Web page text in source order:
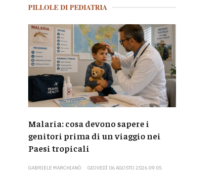
PILLOLE DI PEDIATRIA
Malaria: cosa devono sapere i
genitori prima di un viaggio nei
Paesi tropicali
GABRIELE MARCHIANÒ GIOVEDÌ 06 AGOSTO 2026 09:05